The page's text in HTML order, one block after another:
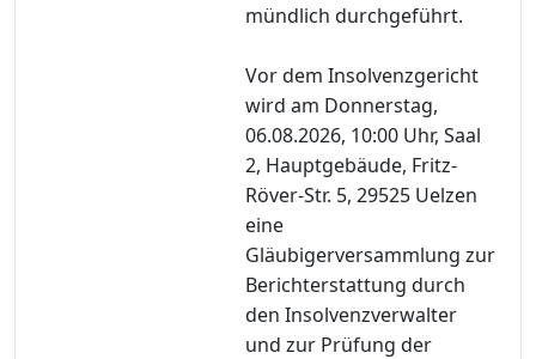
mündlich durchgeführt.
Vor dem Insolvenzgericht
wird am Donnerstag,
06.08.2026, 10:00 Uhr, Saal
2, Hauptgebäude, Fritz-
Röver-Str. 5, 29525 Uelzen
eine
Gläubigerversammlung zur
Berichterstattung durch
den Insolvenzverwalter
und zur Prüfung der